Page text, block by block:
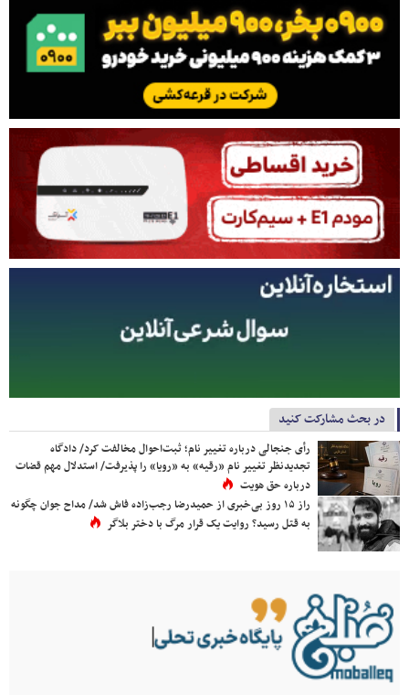
در بحث مشارکت کنید
رأی جنجالی درباره تغییر نام؛ ثبت‌احوال مخالفت کرد/ دادگاه
تجدیدنظر تغییر نام «رقیه» به «رویا» را پذیرفت/ استدلال مهم قضات
درباره حق هویت
راز ۱۵ روز بی‌خبری از حمیدرضا رجب‌زاده فاش شد/ مداح جوان چگونه
به قتل رسید؟ روایت یک قرار مرگ با دختر بلاگر